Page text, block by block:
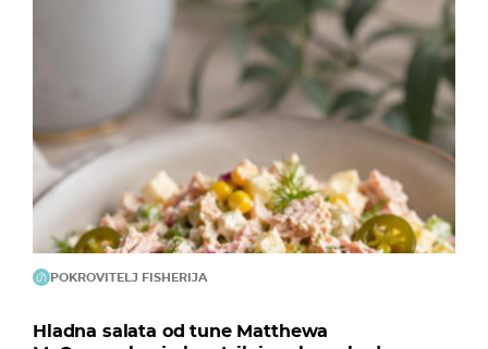
POKROVITELJ FISHERIJA
Hladna salata od tune Matthewa